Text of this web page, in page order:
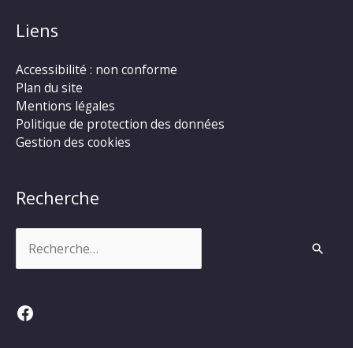
Liens
Accessibilité : non conforme
Plan du site
Mentions légales
Politique de protection des données
Gestion des cookies
Recherche
Facebook